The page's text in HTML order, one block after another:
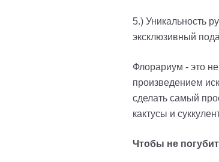
5.) Уникальность
эксклюзивный
Флорариум - это
произведением
сделать самый
кактусы и
Чтобы не